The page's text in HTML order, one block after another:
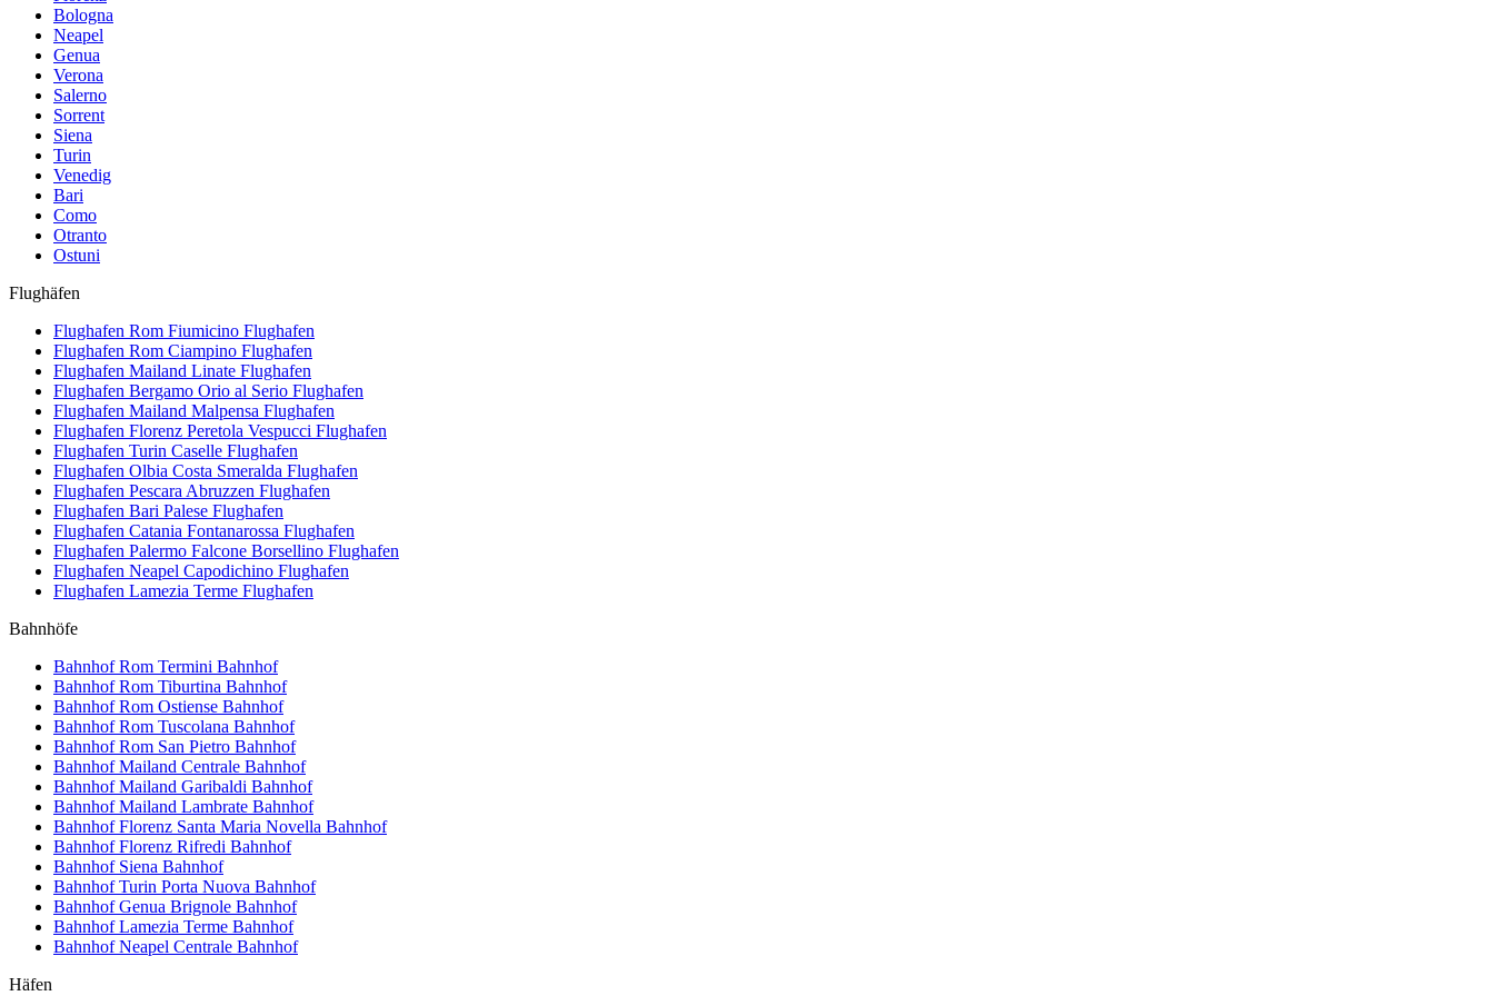
Bologna
Neapel
Genua
Verona
Salerno
Sorrent
Siena
Turin
Venedig
Bari
Como
Otranto
Ostuni
Flughäfen
Flughafen Rom Fiumicino Flughafen
Flughafen Rom Ciampino Flughafen
Flughafen Mailand Linate Flughafen
Flughafen Bergamo Orio al Serio Flughafen
Flughafen Mailand Malpensa Flughafen
Flughafen Florenz Peretola Vespucci Flughafen
Flughafen Turin Caselle Flughafen
Flughafen Olbia Costa Smeralda Flughafen
Flughafen Pescara Abruzzen Flughafen
Flughafen Bari Palese Flughafen
Flughafen Catania Fontanarossa Flughafen
Flughafen Palermo Falcone Borsellino Flughafen
Flughafen Neapel Capodichino Flughafen
Flughafen Lamezia Terme Flughafen
Bahnhöfe
Bahnhof Rom Termini Bahnhof
Bahnhof Rom Tiburtina Bahnhof
Bahnhof Rom Ostiense Bahnhof
Bahnhof Rom Tuscolana Bahnhof
Bahnhof Rom San Pietro Bahnhof
Bahnhof Mailand Centrale Bahnhof
Bahnhof Mailand Garibaldi Bahnhof
Bahnhof Mailand Lambrate Bahnhof
Bahnhof Florenz Santa Maria Novella Bahnhof
Bahnhof Florenz Rifredi Bahnhof
Bahnhof Siena Bahnhof
Bahnhof Turin Porta Nuova Bahnhof
Bahnhof Genua Brignole Bahnhof
Bahnhof Lamezia Terme Bahnhof
Bahnhof Neapel Centrale Bahnhof
Häfen